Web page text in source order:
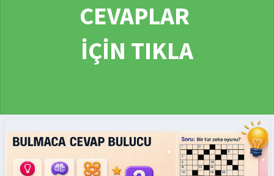
CEVAPLAR
İÇİN TIKLA